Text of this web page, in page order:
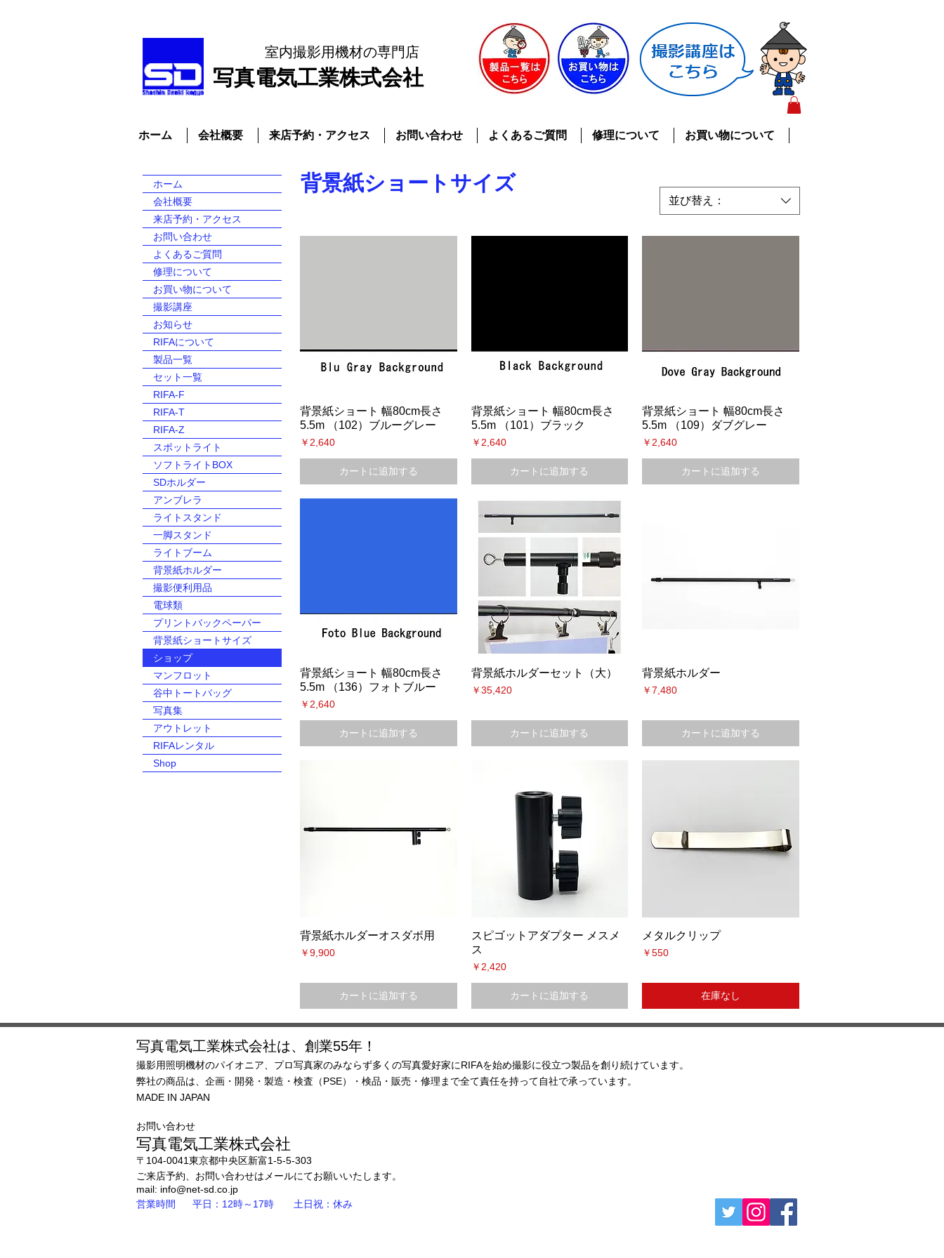
​写真電気工業株式会社
室内撮影用機材の専門店
ホーム 会社概要 来店予約・アクセス お問い合わせ よくあるご質問 修理について お買い物について
ホーム
会社概要
来店予約・アクセス
お問い合わせ
よくあるご質問
修理について
お買い物について
撮影講座
お知らせ
RIFAについて
製品一覧
セット一覧
RIFA-F
RIFA-T
RIFA-Z
スポットライト
ソフトライトBOX
SDホルダー
アンブレラ
ライトスタンド
一脚スタンド
ライトブーム
背景紙ホルダー
撮影便利用品
電球類
プリントバックペーパー
背景紙ショートサイズ
ショップ
マンフロット
谷中トートバッグ
写真集
アウトレット
RIFAレンタル
Shop
背景紙ショートサイズ
並び替え：
背景紙ショート 幅80cm長さ
5.5m （102）ブルーグレー
価格
￥2,640
カートに追加する
背景紙ショート 幅80cm長さ
5.5m （101）ブラック
価格
￥2,640
カートに追加する
背景紙ショート 幅80cm長さ
5.5m （109）ダブグレー
価格
￥2,640
カートに追加する
背景紙ショート 幅80cm長さ
5.5m （136）フォトブルー
価格
￥2,640
カートに追加する
背景紙ホルダーセット（大）
価格
￥35,420
カートに追加する
背景紙ホルダー
価格
￥7,480
カートに追加する
背景紙ホルダーオスダボ用
価格
￥9,900
カートに追加する
スピゴットアダプター メスメ
ス
価格
￥2,420
カートに追加する
メタルクリップ
価格
￥550
在庫なし
写真電気工業株式会社は、創業55年！
撮影用照明機材のパイオニア、プロ写真家のみならず多くの写真愛好家にRIFAを始め撮影に役立つ製品を創り続けています。
弊社の商品は、企画・開発・製造・検査（PSE）・検品・販売・修理まで全て責任を持って自社で承っています。
MADE IN JAPAN
お問い合わせ
写真電気工業株式会社
〒104-0041東京都中央区新富1-5-5-303
ご来店予約、お問い合わせはメールにてお願いいたします。
mail: info@net-sd.co.jp
営業時間 平日：12時～17時 土日祝：休み